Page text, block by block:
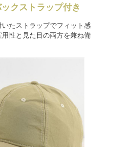
クストラップ付き
たストラップでフィット感
性と見た目の両方を兼ね備